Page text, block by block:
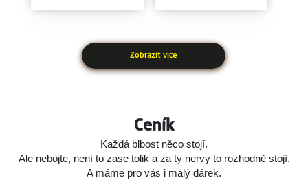
Zobrazit více
Ceník
Každá blbost něco stojí.
Ale nebojte, není to zase tolik a za ty nervy to rozhodně stojí.
A máme pro vás i malý dárek.